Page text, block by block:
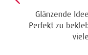
Glänzende
Perfekt zu